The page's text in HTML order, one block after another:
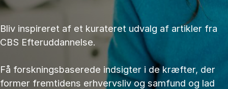
Bliv inspireret af et kurateret udvalg af artikler fra
CBS Efteruddannelse.
Få forskningsbaserede indsigter i de kræfter, der
former fremtidens erhvervsliv og samfund og lad